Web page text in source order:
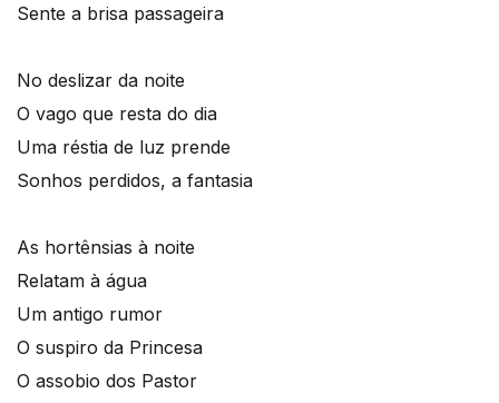
Sente a brisa passageira
No deslizar da noite
O vago que resta do dia
Uma réstia de luz prende
Sonhos perdidos, a fantasia
As hortênsias à noite
Relatam à água
Um antigo rumor
O suspiro da Princesa
O assobio dos Pastor